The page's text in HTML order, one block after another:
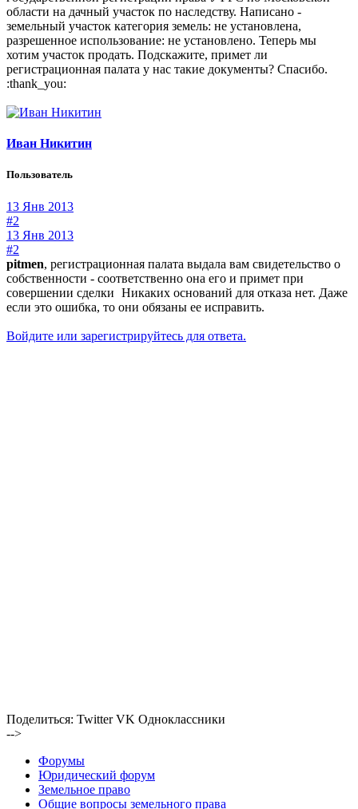
области на дачный участок по наследству. Написано -
земельный участок категория земель: не установлена,
разрешенное использование: не установлено. Теперь мы
хотим участок продать. Подскажите, примет ли
регистрационная палата у нас такие документы? Спасибо.
:thank_you:
Иван Никитин
Пользователь
13 Янв 2013
#2
13 Янв 2013
#2
pitmen, регистрационная палата выдала вам свидетельство о
собственности - соответственно она его и примет при
совершении сделки Никаких оснований для отказа нет. Даже
если это ошибка, то они обязаны ее исправить.
Войдите или зарегистрируйтесь для ответа.
Поделиться: Twitter VK Одноклассники
-->
Форумы
Юридический форум
Земельное право
Общие вопросы земельного права